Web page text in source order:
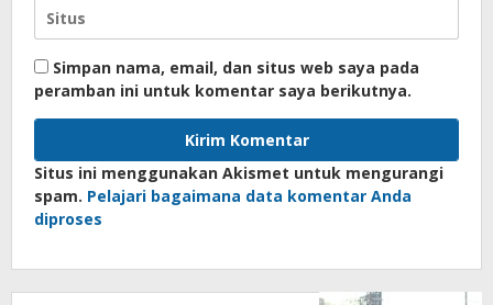
Simpan nama, email, dan situs web saya pada
peramban ini untuk komentar saya berikutnya.
Situs ini menggunakan Akismet untuk mengurangi
spam. Pelajari bagaimana data komentar Anda
diproses